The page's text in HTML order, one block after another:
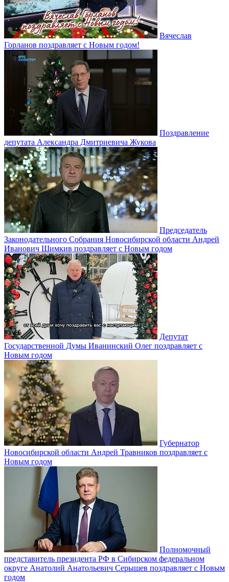
Вячеслав
Горланов поздравляет с Новым годом!
Поздравление
депутата Александра Дмитриевича Жукова
Председатель
Законодательного Собрания Новосибирской области Андрей
Иванович Шимкив поздравляет с Новым годом
Депутат
Государственной Думы Иванинский Олег поздравляет с
Новым годом
Губернатор
Новосибирской области Андрей Травников поздравляет с
Новым годом
Полномочный
представитель президента РФ в Сибирском федеральном
округе Анатолий Анатольевич Серышев поздравляет с Новым
годом